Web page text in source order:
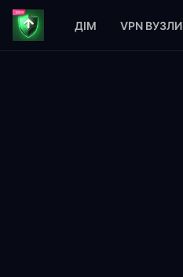
ДІМ VPN ВУЗЛИ